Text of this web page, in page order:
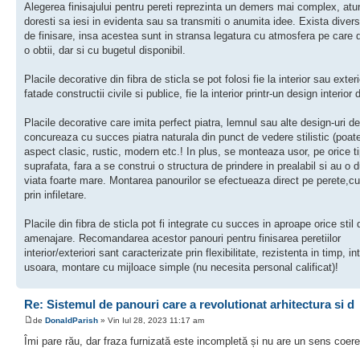
Alegerea finisajului pentru pereti reprezinta un demers mai complex,
doresti sa iesi in evidenta sau sa transmiti o anumita idee. Exista
de finisare, insa acestea sunt in stransa legatura cu atmosfera pe care
o obtii, dar si cu bugetul disponibil.
Placile decorative din fibra de sticla se pot folosi fie la interior sau
fatade constructii civile si publice, fie la interior printr-un design interior
Placile decorative care imita perfect piatra, lemnul sau alte design-uri
concureaza cu succes piatra naturala din punct de vedere stilistic
aspect clasic, rustic, modern etc.! In plus, se monteaza usor, pe orice
suprafata, fara a se construi o structura de prindere in prealabil si au o
viata foarte mare. Montarea panourilor se efectueaza direct pe
prin infiletare.
Placile din fibra de sticla pot fi integrate cu succes in aproape orice stil
amenajare. Recomandarea acestor panouri pentru finisarea peretiilor
interior/exteriori sant caracterizate prin flexibilitate, rezistenta in timp,
usoara, montare cu mijloace simple (nu necesita personal calificat)!
Re: Sistemul de panouri care a revolutionat arhitectura si d
de DonaldParish » Vin Iul 28, 2023 11:17 am
Îmi pare rău, dar fraza furnizată este incompletă și nu are un sens